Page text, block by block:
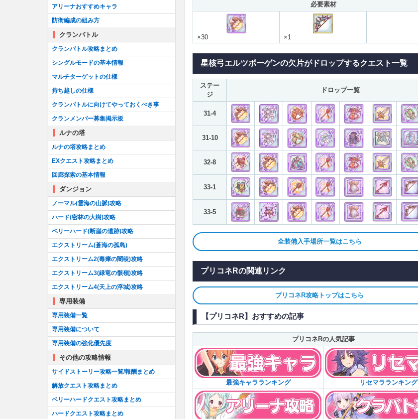
必要素材
×30 ×1
星核弓エルツボーゲンの欠片がドロップするクエスト一覧
ステー
ジ
ドロップ一覧
31-4
31-10
32-8
33-1
33-5
全装備入手場所一覧はこちら
プリコネRの関連リンク
プリコネR攻略トップはこちら
【プリコネR】おすすめの記事
プリコネRの人気記事
最強キャラランキング リセマラランキング
アリーナおすすめキャラ
防衛編成の組み方
クランバトル
クランバトル攻略まとめ
シングルモードの基本情報
マルチターゲットの仕様
持ち越しの仕様
クランバトルに向けてやっておくべき事
クランメンバー募集掲示板
ルナの塔
ルナの塔攻略まとめ
EXクエスト攻略まとめ
回廊探索の基本情報
ダンジョン
ノーマル(雲海の山脈)攻略
ハード(密林の大樹)攻略
ベリーハード(断崖の遺跡)攻略
エクストリーム(蒼海の孤島)
エクストリーム2(毒瘴の闇稜)攻略
エクストリーム3(緑竜の骸嶺)攻略
エクストリーム4(天上の浮城)攻略
専用装備
専用装備一覧
専用装備について
専用装備の強化優先度
その他の攻略情報
サイドストーリー攻略一覧/報酬まとめ
解放クエスト攻略まとめ
ベリーハードクエスト攻略まとめ
ハードクエスト攻略まとめ